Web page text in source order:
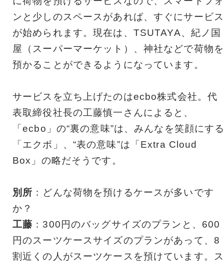
ンと少しのスペースがあれば、すぐにサービス
が始められます。現在は、TSUTAYA、紀ノ国
屋（スーパーマーケット）、神社などで荷物を
預かることができるようになっています。
サービスを立ち上げたのはecbo株式会社。代
表取締役社長の工藤慎一さんによると、
「ecbo」の“裏の意味”は、みんなを笑顔にす
「エクボ」、“表の意味”は「Extra Cloud
Box」の略だそうです。
別所 ：どんな荷物を預けるケースが多いです
か？
工藤 ：300円のバッグサイズのプランと、600
円のスーツケースサイズのプランがあって、8
割近くの人がスーツケースを預けています。ス